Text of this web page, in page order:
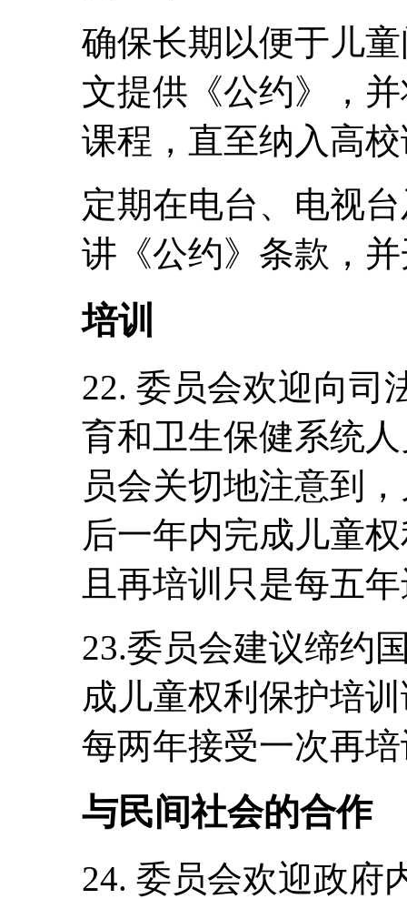
确保长期以便于儿
文提供《公约》，
课程，直至纳入高
定期在电台、电视
讲《公约》条款，
培训
22. 委员会欢迎向司
育和卫生保健系统
员会关切地注意到
后一年内完成儿童
且再培训只是每五
23.委员会建议缔约
成儿童权利保护培
每两年接受一次再
与民间社会的合作
24. 委员会欢迎政府